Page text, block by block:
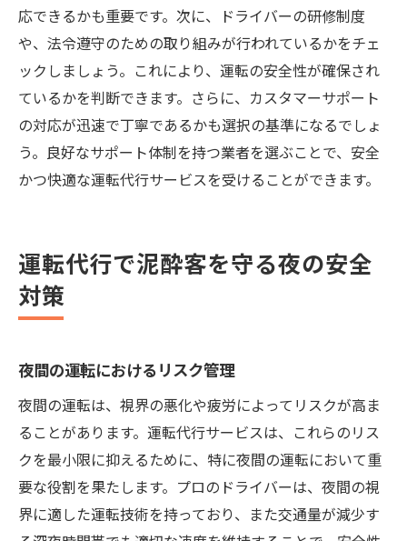
応できるかも重要です。次に、ドライバーの研修制度
や、法令遵守のための取り組みが行われているかをチェ
ックしましょう。これにより、運転の安全性が確保され
ているかを判断できます。さらに、カスタマーサポート
の対応が迅速で丁寧であるかも選択の基準になるでしょ
う。良好なサポート体制を持つ業者を選ぶことで、安全
かつ快適な運転代行サービスを受けることができます。
運転代行で泥酔客を守る夜の安全
対策
夜間の運転におけるリスク管理
夜間の運転は、視界の悪化や疲労によってリスクが高ま
ることがあります。運転代行サービスは、これらのリス
クを最小限に抑えるために、特に夜間の運転において重
要な役割を果たします。プロのドライバーは、夜間の視
界に適した運転技術を持っており、また交通量が減少す